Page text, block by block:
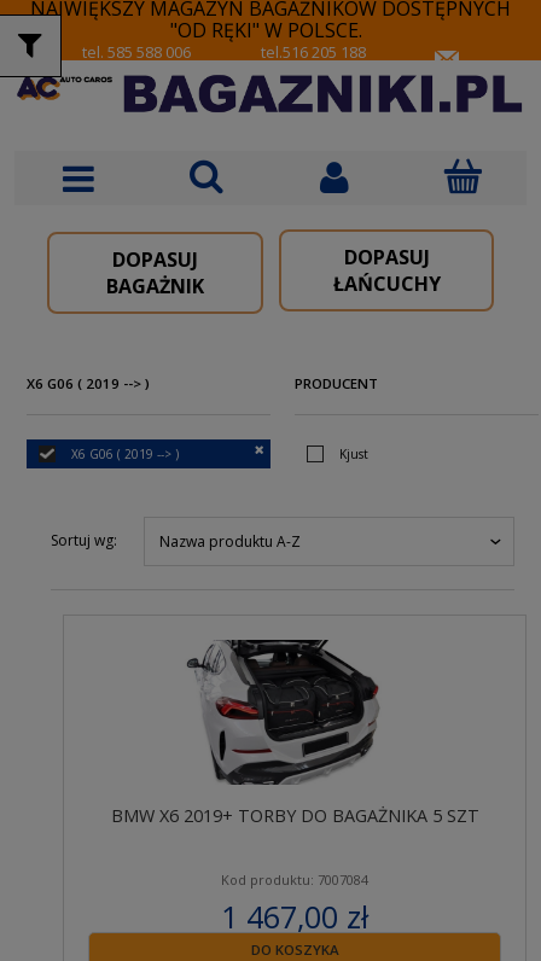
NAJWIĘKSZY MAGAZYN BAGAŻNIKÓW DOSTĘPNYCH
"OD RĘKI" W POLSCE.
tel. 585 588 006 tel.516 205 188
DOPASUJ
BAGAŻNIK
DOPASUJ
ŁAŃCUCHY
X6 G06 ( 2019 --> )
X6 G06 ( 2019 --> )
PRODUCENT
Kjust
Sortuj wg: Nazwa produktu A-Z
BMW X6 2019+ TORBY DO BAGAŻNIKA 5 SZT
Kod produktu: 7007084
1 467,00 zł
zawiera 23% VAT
DO KOSZYKA